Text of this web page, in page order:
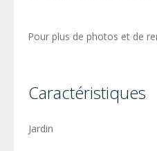
Pour plus de photos et de
Caractéristiques
Jardin